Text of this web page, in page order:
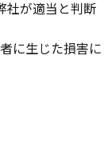
社が適当と判断
に生じた損害に